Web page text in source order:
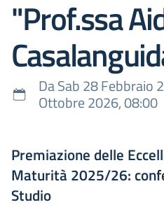
"Prof.ssa
Da Sab 28 Febbraio
Ottobre 2026, 08:00
Premiazione delle
Maturità 2025/26:
Studio